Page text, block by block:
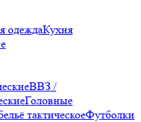
одеждаКухня
ВВЗ /
Головные
тактическоеФутболки